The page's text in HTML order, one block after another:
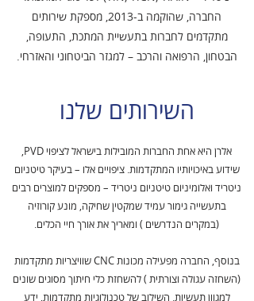
החברה, שהוקמה ב-2013, מספקת שירותים
מתקדמים לחברות בתעשיית המתכת, התעופה,
הבטחון, הרפואה והרכב – למגזר הביטחוני והאזרחי.
השירותים שלנו
אלרן היא אחת החברות המובילות בישראל לציפוי PVD,
שידוע באיכויותיו המתקדמות. ציפויים אלו – בעיקר טיטניום
ניטריד ואלומיניום טיטניום ניטריד – מספקים למוצרים רבים
בתעשייה גימור עמיד שמקטין שחיקה, מונע קורוזיה
(במקרים הנדרשים ) ומאריך את אורך חיי הכלים.
בנוסף, החברה מפעילה מכונות CNC שוויצריות מתקדמות
(השחזה עגולה וצורתית ) להשחזת כלי חיתוך מסוגים שונים
למגוון תעשיות. השילוב של טכנולוגיות מתקדמות, ידע